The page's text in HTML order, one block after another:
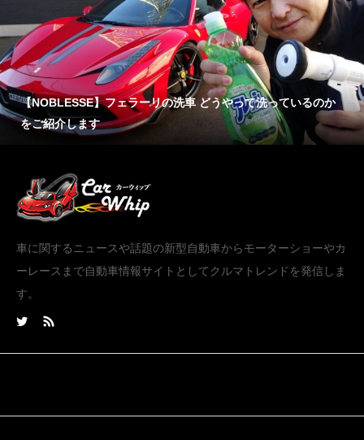
【NOBLESSE】フェラーリの洗車 どうやって洗っているのか
をご紹介します
車に関するニュースや話題の新型自動車からモーターショーやカ
ーレースまで自動車情報サイトとしてクルマトレンドを発信しま
す。